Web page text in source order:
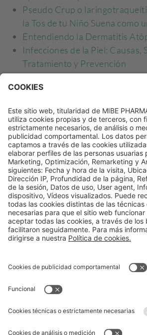
Pseudo Crup o
la Tos de tu Niño Suena como
Entendiendo la Dermatitis
Infecciones de la Piel: Causas,
Tratamiento y Prevención
Verrugas: Causas,
Dermatitis Seborreica: guía
Queratosis Actínicas: Causas,
tratamiento
Aviso legal
Política de privacidad
Política de cookies
mibe.de